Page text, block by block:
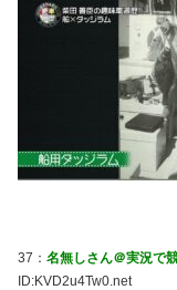
37： 名無しさん＠実況で
ID:KVD2u4Tw0.net